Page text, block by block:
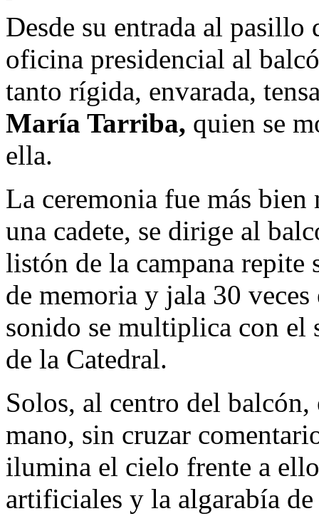
Desde su entrada al pasillo
oficina presidencial al
tanto rígida, envarada,
María Tarriba, quien se
ella.
La ceremonia fue más bien
una cadete, se dirige al
listón de la campana repite
de memoria y jala 30
sonido se multiplica con el
de la Catedral.
Solos, al centro del
mano, sin cruzar
ilumina el cielo frente a
artificiales y la algarabía